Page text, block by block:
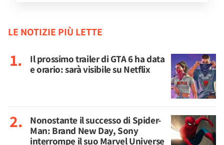
LE NOTIZIE PIÙ LETTE
Il prossimo trailer di GTA 6 ha data
e orario: sarà visibile su Netflix
Nonostante il successo di Spider-
Man: Brand New Day, Sony
interrompe il suo Marvel Universe